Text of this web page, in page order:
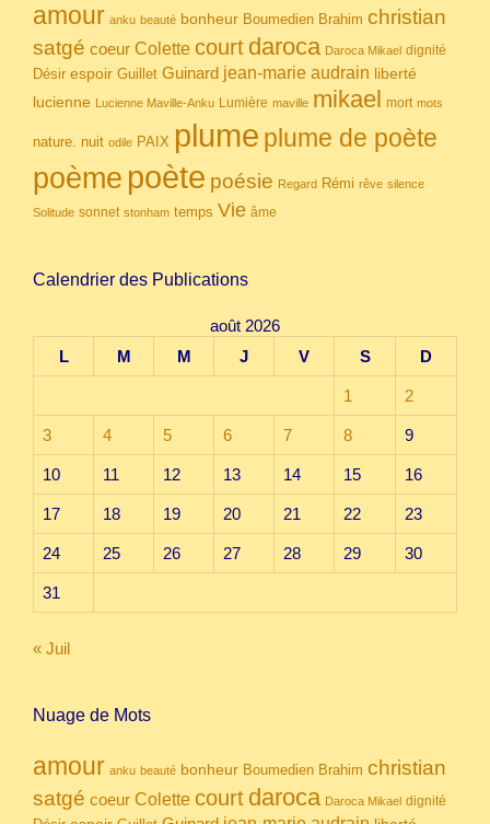
amour anku beauté bonheur Boumedien Brahim christian
satgé coeur Colette court daroca Daroca Mikael dignité
Désir espoir Guillet Guinard jean-marie audrain liberté
lucienne Lucienne Maville-Anku Lumière maville mikael mort mots
nature. nuit odile PAIX plume plume de poète
poème poète poésie Regard Rémi rêve silence
Solitude sonnet stonham temps Vie âme
Calendrier des Publications
août 2026
L
M M J V S D
1 2
3 4 5 6 7 8 9
10 11 12 13 14 15 16
17 18 19 20 21 22 23
24 25 26 27 28 29 30
31
« Juil
Nuage de Mots
amour anku beauté bonheur Boumedien Brahim christian
satgé coeur Colette court daroca Daroca Mikael dignité